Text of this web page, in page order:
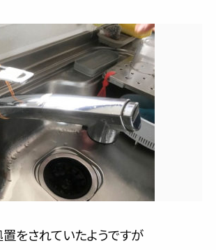
対応事例
ご利用の流れ
対応エリア
会社紹介
をされていたようですが